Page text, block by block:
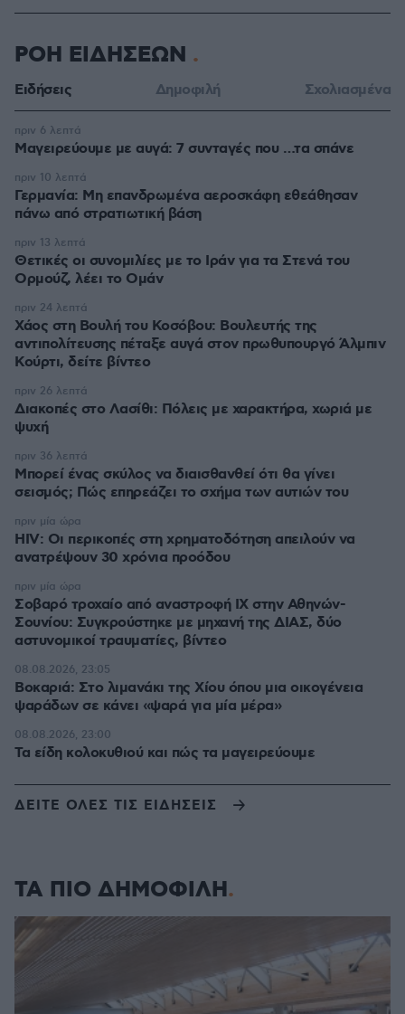
ΡΟΗ ΕΙΔΗΣΕΩΝ
Ειδήσεις Δημοφιλή Σχολιασμένα
Μαγειρεύουμε με αυγά: 7 συνταγές που …τα σπάνε
πριν 6 λεπτά
Γερμανία: Μη επανδρωμένα αεροσκάφη εθεάθησαν
πάνω από στρατιωτική βάση
πριν 10 λεπτά
Θετικές οι συνομιλίες με το Ιράν για τα Στενά του
Ορμούζ, λέει το Ομάν
πριν 13 λεπτά
Χάος στη Βουλή του Κοσόβου: Βουλευτής της
αντιπολίτευσης πέταξε αυγά στον πρωθυπουργό Άλμπιν
Κούρτι, δείτε βίντεο
πριν 24 λεπτά
Διακοπές στο Λασίθι: Πόλεις με χαρακτήρα, χωριά με
ψυχή
πριν 26 λεπτά
Μπορεί ένας σκύλος να διαισθανθεί ότι θα γίνει
σεισμός; Πώς επηρεάζει το σχήμα των αυτιών του
πριν 36 λεπτά
HIV: Οι περικοπές στη χρηματοδότηση απειλούν να
ανατρέψουν 30 χρόνια προόδου
πριν μία ώρα
Σοβαρό τροχαίο από αναστροφή ΙΧ στην Αθηνών-
Σουνίου: Συγκρούστηκε με μηχανή της ΔΙΑΣ, δύο
αστυνομικοί τραυματίες, βίντεο
πριν μία ώρα
Βοκαριά: Στο λιμανάκι της Χίου όπου μια οικογένεια
ψαράδων σε κάνει «ψαρά για μία μέρα»
08.08.2026, 23:05
Τα είδη κολοκυθιού και πώς τα μαγειρεύουμε
08.08.2026, 23:00
ΔΕΙΤΕ ΟΛΕΣ ΤΙΣ ΕΙΔΗΣΕΙΣ
ΤΑ ΠΙΟ ΔΗΜΟΦΙΛΗ